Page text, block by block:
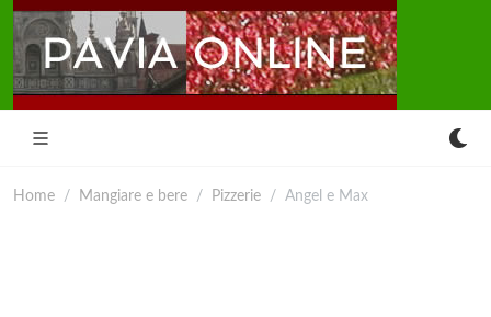
Home Mangiare e bere Pizzerie Angel e Max